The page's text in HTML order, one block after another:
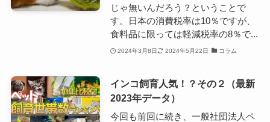
じゃ無いんだろう？ということで
す。日本の消費税率は10％ですが、
食料品に限っては軽減税率の8％で...
2024年3月8日 2024年5月22日 コラム
インコ飼育人気！？その２（最新
2023年データ）
今回も前回に続き、一般社団法人ペ